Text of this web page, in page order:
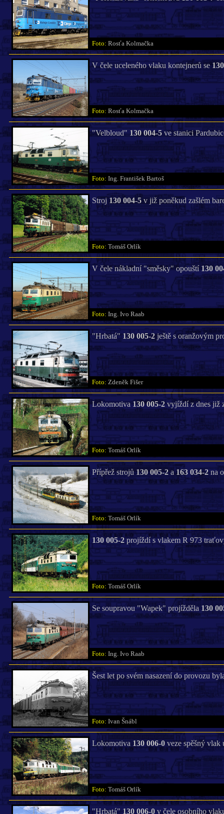
Foto: Rosťa Kolmačka
V čele uceleného vlaku kontejnerů se
Foto: Rosťa Kolmačka
"Velbloud" 130 004-5ve stanici
Foto: Ing. František Bartoš
Stroj 130 004-5v již poněkud zašlém
Foto: Tomáš Orlík
V čele nákladní "směsky" opouští130
Foto: Ing. Ivo Raab
"Hrbatá"130 005-2ještě s oranžovým
Foto: Zdeněk Fišer
Lokomotiva 130 005-2vyjíždí z dnes již
Foto: Tomáš Orlík
Přípřež strojů130 005-2a 163 034-2na
Foto: Tomáš Orlík
130 005-2projíždí s vlakem R 973
Foto: Tomáš Orlík
Se soupravou "Wapek" projížděla 130
Foto: Ing. Ivo Raab
Šest let po svém nasazení do provozu
Foto: Ivan Šnábl
Lokomotiva 130 006-0veze spěšný vlak
Foto: Tomáš Orlík
"Hrbatá" 130 006-0v čele osobního